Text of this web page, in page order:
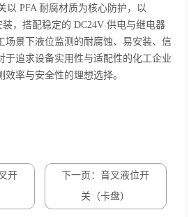
PFA 耐腐材质为核心防护，以
，搭配稳定的 DC24V 供电与继电器
场景下液位监测的耐腐蚀、易安装、信
于追求设备实用性与适配性的化工企业
率与安全性的理想选择。
开
下一页：音叉液位开
关（卡盘）